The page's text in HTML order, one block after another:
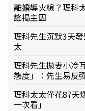
離婚導火線？理科
謠揭主因
理科先生沉默3天
太
理科先生拋妻小冷
態度」：先生易反
理科太太僅花87
一次看」